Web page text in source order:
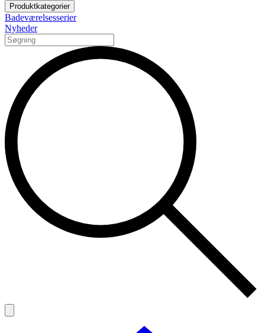
Produktkategorier
Badeværelsesserier
Nyheder